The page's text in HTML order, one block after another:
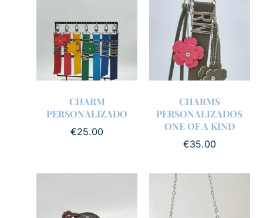
CHARM
PERSONALIZADO
€25.00
CHARMS
PERSONALIZADOS
ONE OF A KIND
€35.00